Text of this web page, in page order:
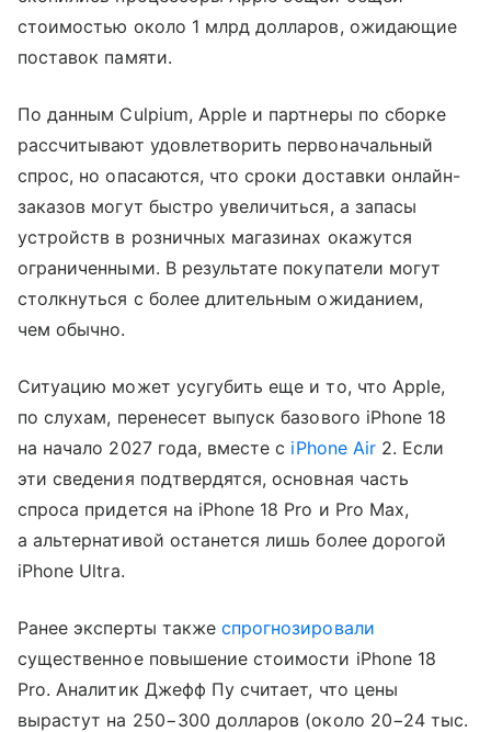
стоимостью около 1 млрд долларов, ожидающие
поставок памяти.
По данным Culpium, Apple и партнеры по сборке
рассчитывают удовлетворить первоначальный
спрос, но опасаются, что сроки доставки онлайн-
заказов могут быстро увеличиться, а запасы
устройств в розничных магазинах окажутся
ограниченными. В результате покупатели могут
столкнуться с более длительным ожиданием,
чем обычно.
Ситуацию может усугубить еще и то, что Apple,
по слухам, перенесет выпуск базового iPhone 18
на начало 2027 года, вместе с iPhone Air2. Если
эти сведения подтвердятся, основная часть
спроса придется на iPhone 18 Pro и Pro Max,
а альтернативой останется лишь более дорогой
iPhone Ultra.
Ранее эксперты такжеспрогнозировали
существенное повышение стоимости iPhone 18
Pro. Аналитик Джефф Пу считает, что цены
вырастут на 250−300 долларов (около 20−24 тыс.